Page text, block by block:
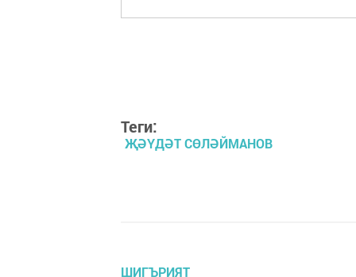
Теги:
ҖӘҮДӘТ СӨЛӘЙМАНОВ
ШИГЪРИЯТ